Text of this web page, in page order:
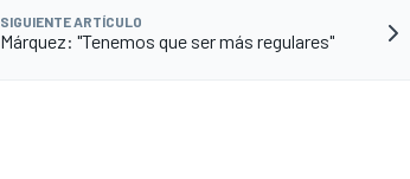
SIGUIENTE ARTÍCULO
Márquez: "Tenemos que ser más regulares"